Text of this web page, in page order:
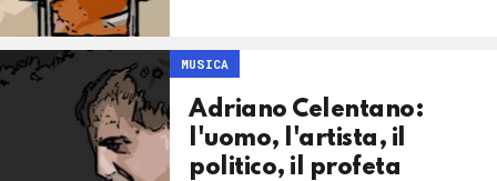
MUSICA
Adriano Celentano:
l'uomo, l'artista, il
politico, il profeta